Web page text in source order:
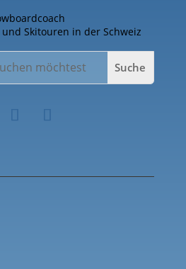
Skitouren in der Schweiz